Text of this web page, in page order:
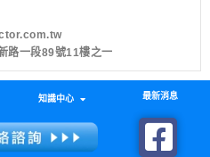
路一段89號11樓之一
知識中心 最新消息